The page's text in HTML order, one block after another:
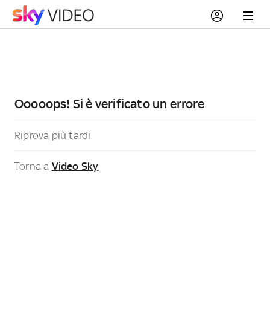
Ooooops! Si è verificato un errore
Riprova più tardi
Torna a Video Sky